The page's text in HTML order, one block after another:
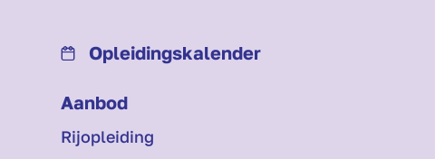
Opleidings­kalender
Aanbod
Rijopleiding